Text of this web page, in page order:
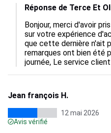
Réponse de Terce Et
Bonjour, merci d'avoir
sur votre expérience
que cette dernière n'ait
remarques ont bien été
journée, Le service client
Jean françois H.
12 mai 2026
Avis vérifié